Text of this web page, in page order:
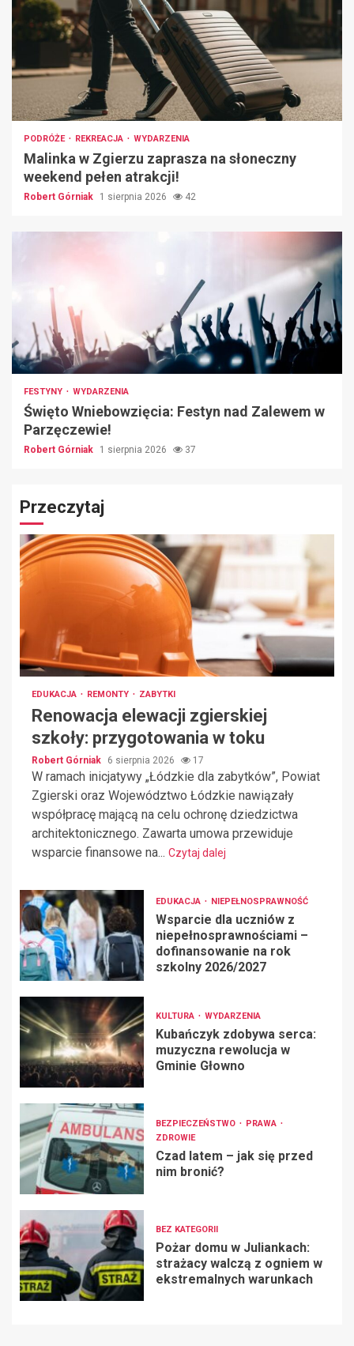
PODRÓŻE REKREACJA WYDARZENIA
Malinka w Zgierzu zaprasza na słoneczny
weekend pełen atrakcji!
Robert Górniak 1 sierpnia 2026 42
FESTYNY WYDARZENIA
Święto Wniebowzięcia: Festyn nad Zalewem w
Parzęczewie!
Robert Górniak 1 sierpnia 2026 37
Przeczytaj
EDUKACJA REMONTY ZABYTKI
Renowacja elewacji zgierskiej
szkoły: przygotowania w toku
Robert Górniak 6 sierpnia 2026 17
W ramach inicjatywy „Łódzkie dla zabytków”, Powiat
Zgierski oraz Województwo Łódzkie nawiązały
współpracę mającą na celu ochronę dziedzictwa
architektonicznego. Zawarta umowa przewiduje
wsparcie finansowe na... Czytaj dalej
EDUKACJA NIEPEŁNOSPRAWNOŚĆ
Wsparcie dla uczniów z
niepełnosprawnościami –
dofinansowanie na rok
szkolny 2026/2027
KULTURA WYDARZENIA
Kubańczyk zdobywa serca:
muzyczna rewolucja w
Gminie Głowno
BEZPIECZEŃSTWO
PRAWA
ZDROWIE
Czad latem – jak się przed
nim bronić?
BEZ KATEGORII
Pożar domu w Juliankach:
strażacy walczą z ogniem w
ekstremalnych warunkach